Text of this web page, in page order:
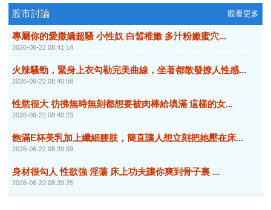
股市討論 觀看更多
專屬你的愛撒嬌超騷 小性奴 白皙稚嫩 多汁粉嫩蜜穴...
2026-06-22 08:41:14
火辣騷勁，緊身上衣勾勒完美曲線，坐著都散發撩人性感...
2026-06-22 08:40:58
性慾很大 彷彿無時無刻都想要被肉棒給填滿 這樣的女...
2026-06-22 08:40:23
飽滿E杯美乳加上纖細腰肢，簡直讓人想立刻把她壓在床...
2026-06-22 08:39:59
身材很勾人 性欲強 淫蕩 床上功夫讓你爽到骨子裏 ...
2026-06-22 08:39:25